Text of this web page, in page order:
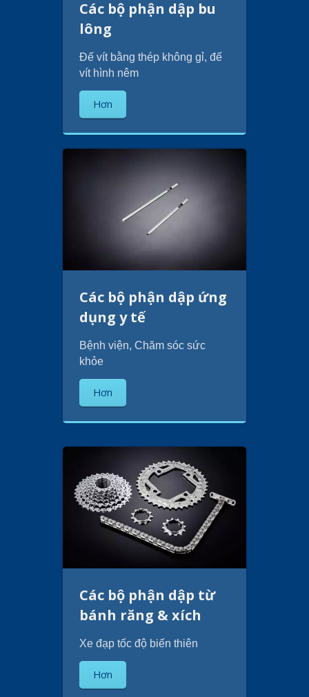
Các bộ phận dập bu
lông
Đế vít bằng thép không gỉ, đế
vít hình nêm
Hơn
Các bộ phận dập ứng
dụng y tế
Bệnh viện, Chăm sóc sức
khỏe
Hơn
Các bộ phận dập từ
bánh răng & xích
Xe đạp tốc độ biến thiên
Hơn